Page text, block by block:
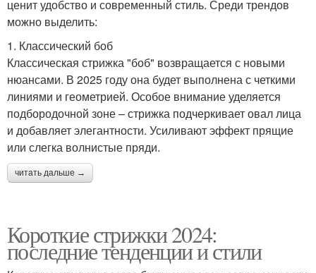
ценит удобство и современный стиль. Среди трендов
можно выделить:
1. Классический боб
Классическая стрижка "боб" возвращается с новыми
нюансами. В 2025 году она будет выполнена с четкими
линиями и геометрией. Особое внимание уделяется
подбородочной зоне – стрижка подчеркивает овал лица
и добавляет элегантности. Усиливают эффект прящие
или слегка волнистые пряди.
читать дальше →
Короткие стрижки 2024:
последние тенденции и стили